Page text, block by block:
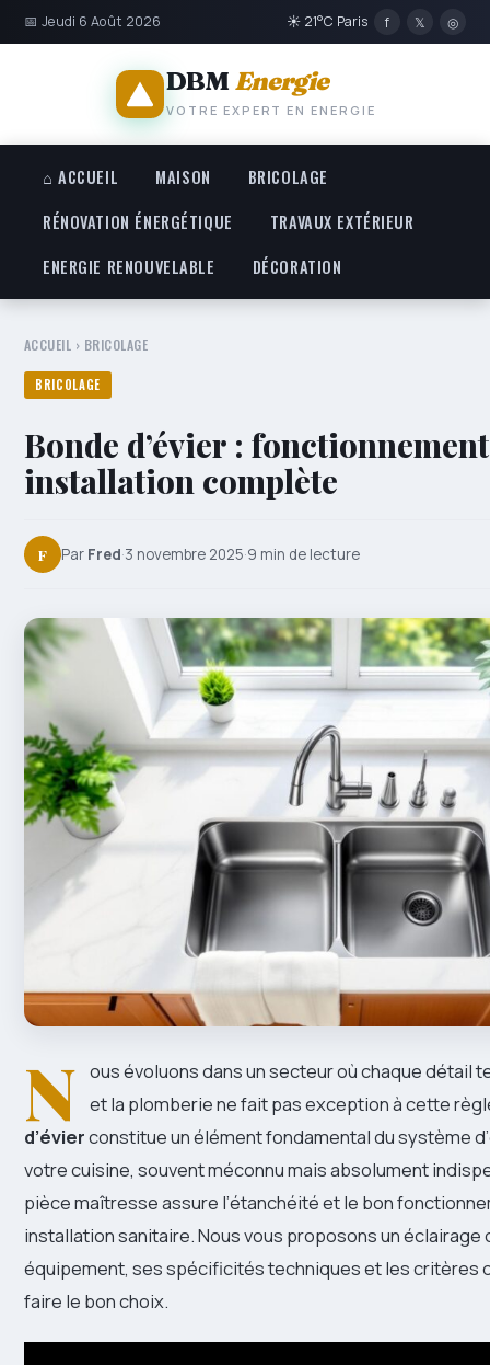
📅 Jeudi 6 Août 2026 ☀ 21°C Paris f 𝕏 ◎
DBMEnergie
VOTRE EXPERT EN ENERGIE
⌂ ACCUEIL MAISON
BRICOLAGE
RÉNOVATION ÉNERGÉTIQUE
TRAVAUX EXTÉRIEUR
ENERGIE RENOUVELABLE
DÉCORATION
ACCUEIL › BRICOLAGE
BRICOLAGE
Bonde d’évier :
installation complète
F Par Fred·3 novembre 2025·9 min de lecture
N ous évoluons dans un secteur où chaque détail
et la plomberie ne fait pas exception à cette
d’évierconstitue un élément fondamental du système
votre cuisine, souvent méconnu mais absolument
pièce maîtresse assure l’étanchéité et le bon
installation sanitaire. Nous vous proposons un
équipement, ses spécificités techniques et les critères
faire le bon choix.